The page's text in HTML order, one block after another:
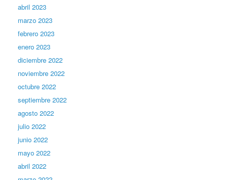
abril 2023
marzo 2023
febrero 2023
enero 2023
diciembre 2022
noviembre 2022
octubre 2022
septiembre 2022
agosto 2022
julio 2022
junio 2022
mayo 2022
abril 2022